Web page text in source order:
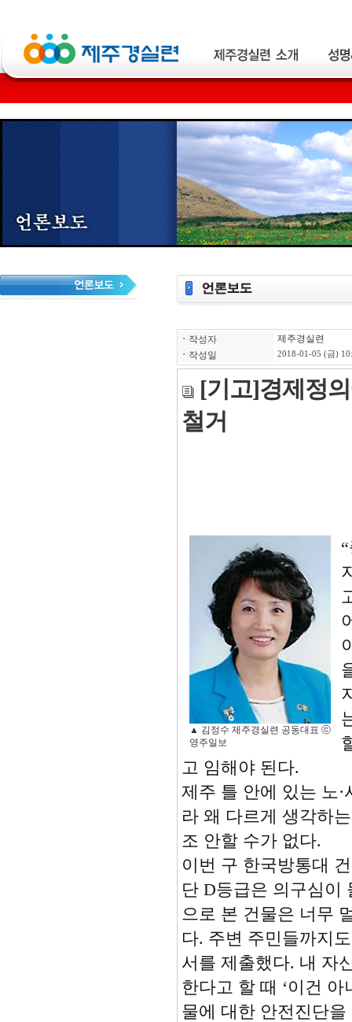
ㆍ 작성자
제주경실련
ㆍ 작성일 2018-01-05 (금)
[기고]경제정
철거
▲ 김정수 제주경실련 공동대표 ⓒ
영주일보
고 임해야 된다.
제주 틀 안에 있는 노
라 왜 다르게 생각하
조 안할 수가 없다.
이번 구 한국방통대
단 D등급은 의구심이
으로 본 건물은 너무
다. 주변 주민들까지
서를 제출했다. 내 자
한다고 할 때 ‘이건
물에 대한 안전진단